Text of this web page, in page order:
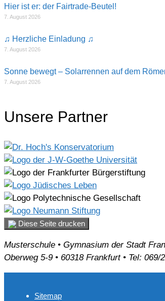
Hier ist er: der Fairtrade-Beutel!
7. August 2026
♫ Herzliche Einladung ♫
7. August 2026
Sonne bewegt – Solarrennen auf dem
7. August 2026
Unsere Partner
Diese Seite drucken
Musterschule • Gymnasium der Stadt
Oberweg 5-9 • 60318 Frankfurt • Tel: 069/
Sitemap